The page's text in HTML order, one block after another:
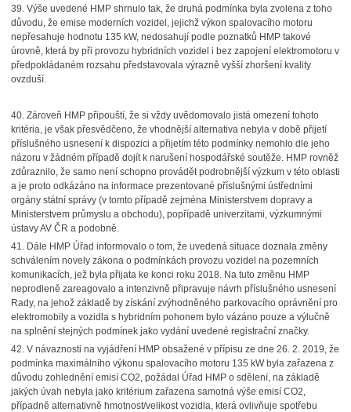
39. Výše uvedené HMP shrnulo tak, že druhá podmínka byla zvolena z toho
důvodu, že emise moderních vozidel, jejichž výkon spalovacího motoru
nepřesahuje hodnotu 135 kW, nedosahují podle poznatků HMP takové
úrovně, která by při provozu hybridních vozidel i bez zapojení elektromotoru v
předpokládaném rozsahu představovala výrazně vyšší zhoršení kvality
ovzduší.
40. Zároveň HMP připouští, že si vždy uvědomovalo jistá omezení tohoto
kritéria, je však přesvědčeno, že vhodnější alternativa nebyla v době přijetí
příslušného usnesení k dispozici a přijetím této podmínky nemohlo dle jeho
názoru v žádném případě dojít k narušení hospodářské soutěže. HMP rovněž
zdůraznilo, že samo není schopno provádět podrobnější výzkum v této oblasti
a je proto odkázáno na informace prezentované příslušnými ústředními
orgány státní správy (v tomto případě zejména Ministerstvem dopravy a
Ministerstvem průmyslu a obchodu), popřípadě univerzitami, výzkumnými
ústavy AV ČR a podobně.
41. Dále HMP Úřad informovalo o tom, že uvedená situace doznala změny
schválením novely zákona o podmínkách provozu vozidel na pozemních
komunikacích, jež byla přijata ke konci roku 2018. Na tuto změnu HMP
neprodleně zareagovalo a intenzivně připravuje návrh příslušného usnesení
Rady, na jehož základě by získání zvýhodněného parkovacího oprávnění pro
elektromobily a vozidla s hybridním pohonem bylo vázáno pouze a výlučně
na splnění stejných podmínek jako vydání uvedené registrační značky.
42. V návaznosti na vyjádření HMP obsažené v přípisu ze dne 26. 2. 2019, že
podmínka maximálního výkonu spalovacího motoru 135 kW byla zařazena z
důvodu zohlednění emisí CO2, požádal Úřad HMP o sdělení, na základě
jakých úvah nebyla jako kritérium zařazena samotná výše emisí CO2,
případně alternativně hmotnost/velikost vozidla, která ovlivňuje spotřebu